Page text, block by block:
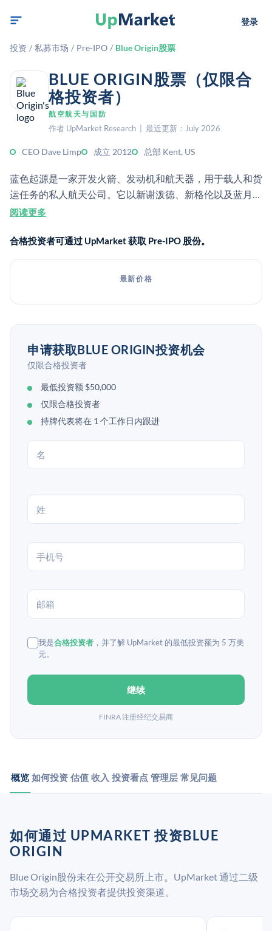
登录
投资 / 私募市场 / Pre-IPO / Blue Origin股票
BLUE ORIGIN股票（仅限合
格投资者）
航空航天与国防
作者 UpMarket Research | 最近更新：July 2026
CEO Dave Limp 成立 2012 总部 Kent, US
蓝色起源是一家开发火箭、发动机和航天器，用于载人和货
运任务的私人航天公司。它以新谢泼德、新格伦以及蓝月球
等月球系统而闻名。
阅读更多
合格投资者可通过 UpMarket 获取 Pre-IPO 股份。
最新价格
申请获取BLUE ORIGIN投资机会
仅限合格投资者
最低投资额 $50,000
仅限合格投资者
持牌代表将在 1 个工作日内跟进
我是合格投资者 ，并了解 UpMarket 的最低投资额为 5 万美
元。
继续
FINRA 注册经纪交易商
概览 如何投资 估值 收入 投资看点 管理层 常见问题
如何通过 UPMARKET 投资BLUE
ORIGIN
Blue Origin股份未在公开交易所上市。UpMarket 通过二级
市场交易为合格投资者提供投资渠道。